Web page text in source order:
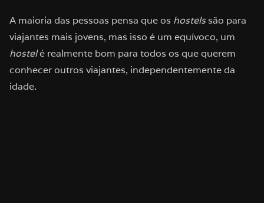
A maioria das pessoas pensa que os hostelssão para
viajantes mais jovens, mas isso é um equívoco, um
hostelé realmente bom para todos os que querem
conhecer outros viajantes, independentemente da
idade.